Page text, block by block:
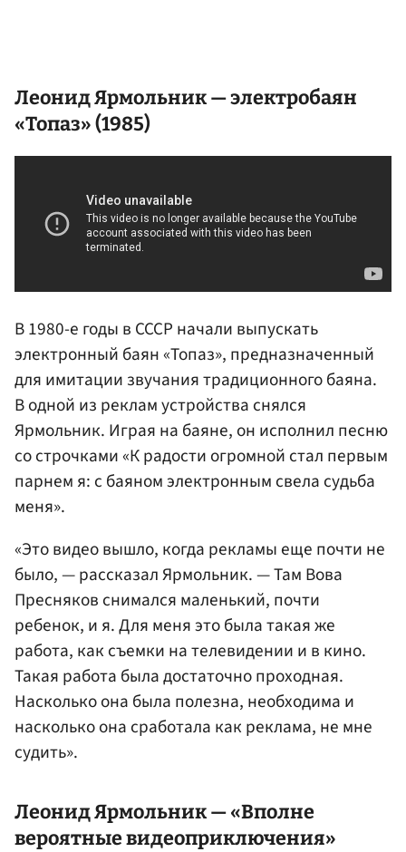
Леонид Ярмольник — электробаян
«Топаз» (1985)
В 1980-е годы в СССР начали выпускать
электронный баян «Топаз», предназначенный
для имитации звучания традиционного баяна.
В одной из реклам устройства снялся
Ярмольник. Играя на баяне, он исполнил песню
со строчками «К радости огромной стал первым
парнем я: с баяном электронным свела судьба
меня».
«Это видео вышло, когда рекламы еще почти не
было, — рассказал Ярмольник. — Там Вова
Пресняков снимался маленький, почти
ребенок, и я. Для меня это была такая же
работа, как съемки на телевидении и в кино.
Такая работа была достаточно проходная.
Насколько она была полезна, необходима и
насколько она сработала как реклама, не мне
судить».
Леонид Ярмольник — «Вполне
вероятные видеоприключения»